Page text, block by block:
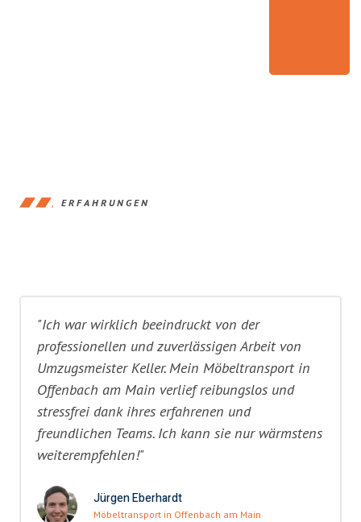
ERFAHRUNGEN
"Ich war wirklich beeindruckt von der
professionellen und zuverlässigen Arbeit von
Umzugsmeister Keller. Mein Möbeltransport in
Offenbach am Main verlief reibungslos und
stressfrei dank ihres erfahrenen und
freundlichen Teams. Ich kann sie nur wärmstens
weiterempfehlen!"
Jürgen Eberhardt
Möbeltransport in Offenbach am Main